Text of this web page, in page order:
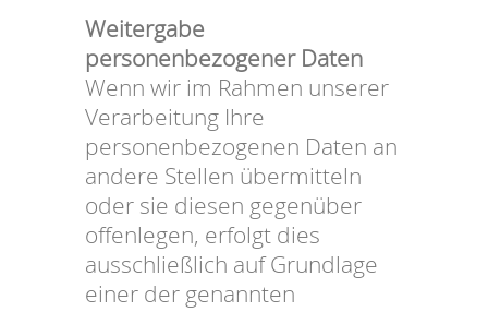
Weitergabe
personenbezogener Daten
Wenn wir im Rahmen unserer
Verarbeitung Ihre
personenbezogenen Daten an
andere Stellen übermitteln
oder sie diesen gegenüber
offenlegen, erfolgt dies
ausschließlich auf Grundlage
einer der genannten